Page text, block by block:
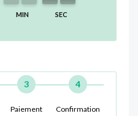
MIN SEC
3
Paiement
4
Confirmation